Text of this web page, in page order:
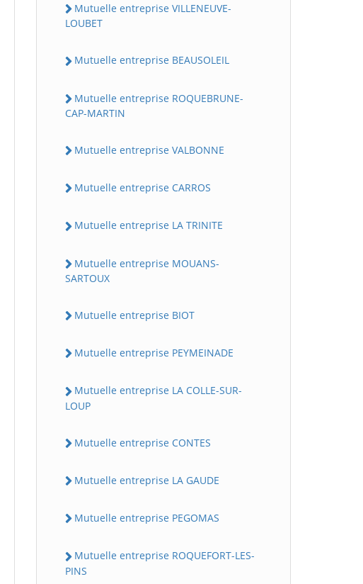
Mutuelle entreprise VILLENEUVE-
LOUBET
Mutuelle entreprise BEAUSOLEIL
Mutuelle entreprise ROQUEBRUNE-
CAP-MARTIN
Mutuelle entreprise VALBONNE
Mutuelle entreprise CARROS
Mutuelle entreprise LA TRINITE
Mutuelle entreprise MOUANS-
SARTOUX
Mutuelle entreprise BIOT
Mutuelle entreprise PEYMEINADE
Mutuelle entreprise LA COLLE-SUR-
LOUP
Mutuelle entreprise CONTES
Mutuelle entreprise LA GAUDE
Mutuelle entreprise PEGOMAS
Mutuelle entreprise ROQUEFORT-LES-
PINS